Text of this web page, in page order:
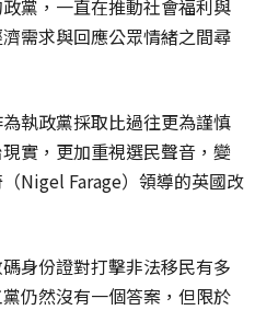
黨，一直在推動社會福利與
需求與回應公眾情緒之間尋
執政黨採取比過往更為謹慎
實，更加重視選民聲音，變
Nigel Farage）領導的英國改
身份證對打擊非法移民有多
仍然沒有一個答案，但限於